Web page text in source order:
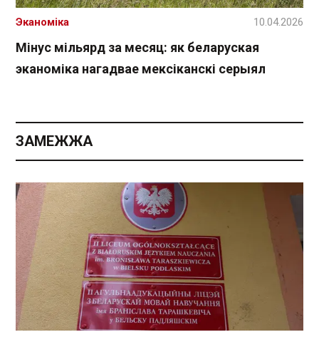
Мінус мільярд за месяц: як беларуская
эканоміка нагадвае мексіканскі серыял
Эканоміка 10.04.2026
ЗАМЕЖЖА